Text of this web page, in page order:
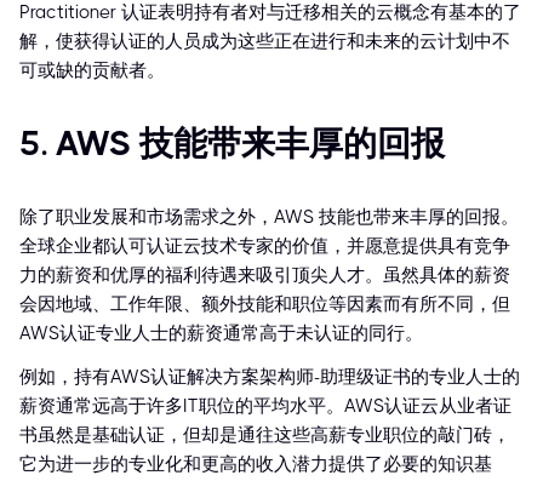
Practitioner 认证表明持有者对与迁移相关的云概念有基本的了
解，使获得认证的人员成为这些正在进行和未来的云计划中不
可或缺的贡献者。
5. AWS 技能带来丰厚的回报
除了职业发展和市场需求之外，AWS 技能也带来丰厚的回报。
全球企业都认可认证云技术专家的价值，并愿意提供具有竞争
力的薪资和优厚的福利待遇来吸引顶尖人才。虽然具体的薪资
会因地域、工作年限、额外技能和职位等因素而有所不同，但
AWS认证专业人士的薪资通常高于未认证的同行。
例如，持有AWS认证解决方案架构师-助理级证书的专业人士的
薪资通常远高于许多IT职位的平均水平。AWS认证云从业者证
书虽然是基础认证，但却是通往这些高薪专业职位的敲门砖，
它为进一步的专业化和更高的收入潜力提供了必要的知识基